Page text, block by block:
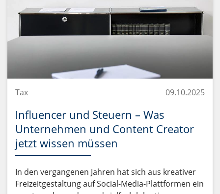
Tax 09.10.2025
Influencer und Steuern – Was
Unternehmen und Content Creator
jetzt wissen müssen
In den vergangenen Jahren hat sich aus kreativer
Freizeitgestaltung auf Social-Media-Plattformen ein